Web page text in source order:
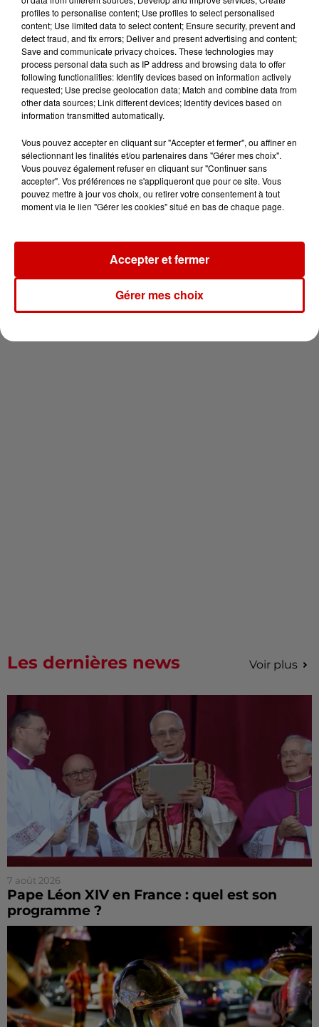
Canada et accueillir les bleus à
Boston,...
Born in the U.S.A - Bruce
Springsteen : la chanson que
l’Amérique...
I Gotta Feeling : comment David
Guetta a changé l’histoire des...
Newsletter
Les dernières news Voir plus
7 août 2026
Pape Léon XIV en France : quel est son
programme ?
profiles to personalise content; Use profiles to select personalised
content; Use limited data to select content; Ensure security, prevent and
detect fraud, and fix errors; Deliver and present advertising and content;
Save and communicate privacy choices. These technologies may
process personal data such as IP address and browsing data to offer
following functionalities: Identify devices based on information actively
requested; Use precise geolocation data; Match and combine data from
other data sources; Link different devices; Identify devices based on
information transmitted automatically.
Vous pouvez accepter en cliquant sur "Accepter et fermer", ou affiner en
sélectionnant les finalités et/ou partenaires dans "Gérer mes choix".
Vous pouvez également refuser en cliquant sur "Continuer sans
accepter". Vos préférences ne s'appliqueront que pour ce site. Vous
pouvez mettre à jour vos choix, ou retirer votre consentement à tout
moment via le lien "Gérer les cookies" situé en bas de chaque page.
Gérer mes choix
Accepter et fermer